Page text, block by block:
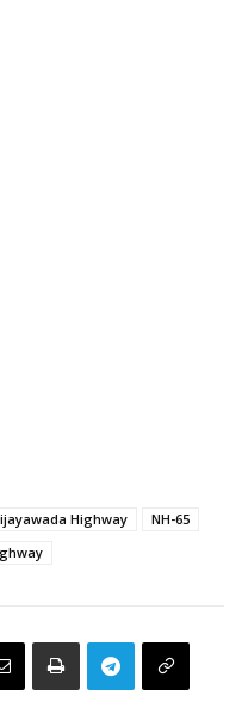
Highway
NH-65